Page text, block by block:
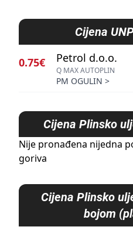
Cijena
0.75€ Petrol d.o.o.
Q MAX AUTOPLIN
PM OGULIN >
Cijena Plinsko
Nije pronađena nijedna
goriva
Cijena Plinsko
bojom